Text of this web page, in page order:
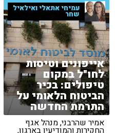
עמיחי אתאלי ואילאיל
שחר
אייפונים וטיסות
לחו"ל במקום
טיפולים: בכיר
הביטוח הלאומי על
התרמת החדשה
אמיר שהרבני, מנהל אגף